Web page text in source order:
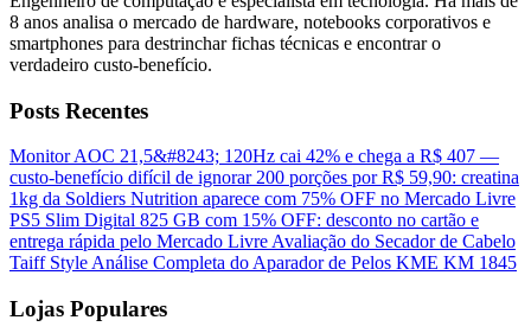
8 anos analisa o mercado de hardware, notebooks corporativos e
smartphones para destrinchar fichas técnicas e encontrar o
verdadeiro custo-benefício.
Posts Recentes
Monitor AOC 21,5&#8243; 120Hz cai 42% e chega a R$ 407 —
custo-benefício difícil de ignorar200 porções por R$ 59,90: creatina
1kg da Soldiers Nutrition aparece com 75% OFF no Mercado Livre
PS5 Slim Digital 825 GB com 15% OFF: desconto no cartão e
entrega rápida pelo Mercado LivreAvaliação do Secador de Cabelo
Taiff StyleAnálise Completa do Aparador de Pelos KME KM 1845
Lojas Populares